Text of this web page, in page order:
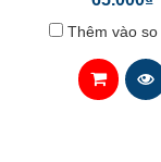
Thêm vào so